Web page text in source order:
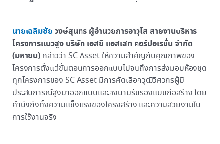
นายเฉลิมชัย วงษ์สุนทร ผู้อำนวยการอาวุโส สายงานบริหาร
โครงการแนวสูง บริษัท เอสซี แอสเสท คอร์ปอเรชั่น จำกัด
(มหาชน)กล่าวว่า SC Asset ให้ความสำคัญกับคุณภาพของ
โครงการตั้งแต่ขั้นตอนการออกแบบไปจนถึงการส่งมอบห้องชุด
ทุกโครงการของ SC Asset มีการคัดเลือกวุฒิวิศวกรผู้มี
ประสบการณ์สูงมาออกแบบและลงนามรับรองแบบก่อสร้าง โดย
คำนึงถึงทั้งความแข็งแรงของโครงสร้าง และความสวยงามใน
การใช้งานจริง